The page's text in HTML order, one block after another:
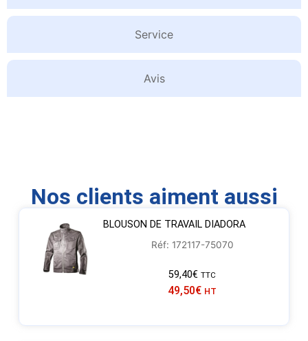
Service
Avis
Nos clients aiment aussi
BLOUSON DE TRAVAIL DIADORA
Réf: 172117-75070
59,40€ TTC
49,50€ HT